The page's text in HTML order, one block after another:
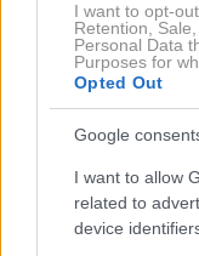
I want to opt-
Retention,
Personal Data
Purposes for
Opted Out
Google
I want to allow
related to
device
23 let,ocenjujejo
Kaj
Največjo grožnjo
pomanjkanje